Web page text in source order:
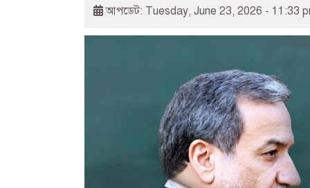
আপডেট: Tuesday, June 23, 2026 - 11:33